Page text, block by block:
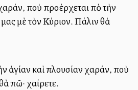
ποὺ προέρχεται ἀπὸ τὴν
μὲ τὸν Κύριον. Πάλιν θὰ
ἁγίαν καὶ πλουσίαν χαράν, ποὺ
πῶ· χαίρετε.